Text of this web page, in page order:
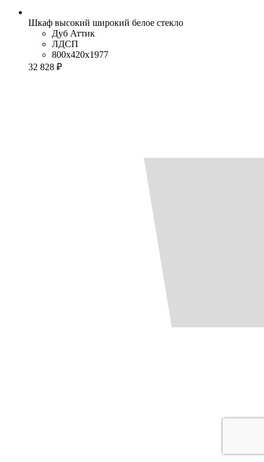
Шкаф высокий широкий белое стекло
Дуб Аттик
ЛДСП
800x420x1977
32 828 ₽